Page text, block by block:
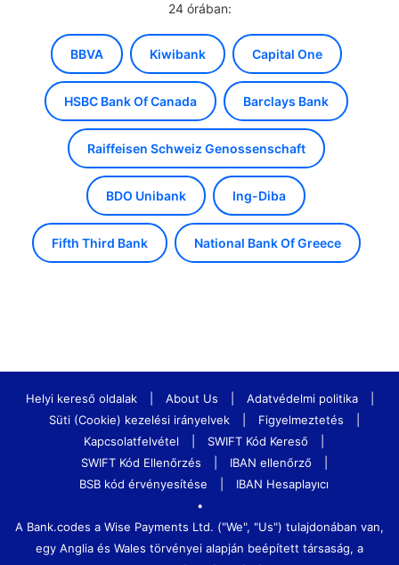
24 órában:
BBVA Kiwibank Capital One
HSBC Bank Of Canada Barclays Bank
Raiffeisen Schweiz Genossenschaft
BDO Unibank Ing-Diba
Fifth Third Bank National Bank Of Greece
Helyi kereső oldalak About Us Adatvédelmi politika
Süti (Cookie) kezelési irányelvek
Figyelmeztetés
Kapcsolatfelvétel
SWIFT Kód Kereső
SWIFT Kód Ellenőrzés
IBAN ellenőrző
BSB kód érvényesítése
IBAN Hesaplayıcı
•
A Bank.codes a Wise Payments Ltd. ("We", "Us") tulajdonában van,
egy Anglia és Wales törvényei alapján beépített társaság, a